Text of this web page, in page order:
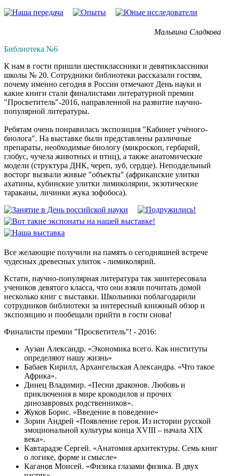
Мальвина Сладкова
Библиотека №6
К нам в гости пришли шестиклассники и девятиклассники
школы № 20. Сотрудники библиотеки рассказали гостям,
почему именно сегодня в России отмечают День науки и
какие книги стали финалистами литературной премии
"Просветитель"-2016, направленной на развитие научно-
популярной литературы.
Ребятам очень понравилась экспозиция "Кабинет учёного-
биолога". На выставке были представлены различные
препараты, необходимые биологу (микроскоп, гербарий,
глобус, чучела животных и птиц), а также анатомические
модели (структура ДНК, череп, зуб, сердце). Неподдельный
восторг вызвали живые "объекты" (африканские улитки
ахатины, кубинские улитки лимиколярии, экзотические
тараканы, личинки жука зофобоса).
Все желающие получили на память о сегодняшней встрече
чудесных древесных улиток - лимиколярий.
Кстати, научно-популярная литература так заинтересовала
учеников девятого класса, что они взяли почитать домой
несколько книг с выставки. Школьники поблагодарили
сотрудников библиотеки за интересный книжный обзор и
экспозицию и пообещали прийти в гости снова!
Финалисты премии "Просветитель"! - 2016:
Аузан Александр. «Экономика всего. Как институты
определяют нашу жизнь»
Бабаев Кирилл, Архангельская Александра. «Что такое
Африка».
Динец Владимир. «Песни драконов. Любовь и
приключения в мире крокодилов и прочих
динозавровых родственников».
Жуков Борис. «Введение в поведение»
Зорин Андрей «Появление героя. Из истории русской
эмоциональной культуры конца XVIII – начала XIX
века».
Кавтарадзе Сергей. «Анатомия архитектуры. Семь книг
о логике, форме и смысле»
Каганов Моисей. «Физика глазами физика. В двух